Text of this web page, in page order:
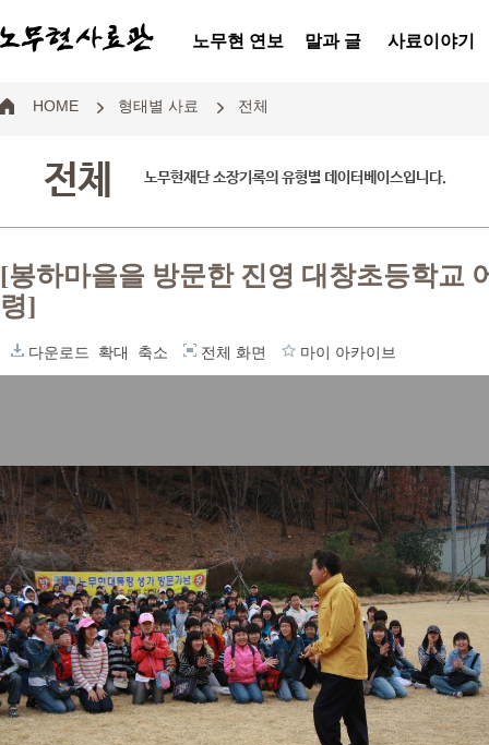
노무현 연보 말과 글 사료이야기
HOME 형태별 사료 전체
전체 노무현재단 소장기록의 유형별 데이터베이스입니다.
[봉하마을을 방문한 진영 대창초등학교
령]
다운로드 확대 축소 전체 화면 마이 아카이브